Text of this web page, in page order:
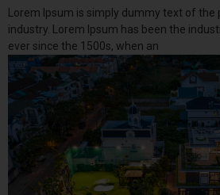
Lorem Ipsum is simply dummy text of
industry. Lorem Ipsum has been the
ever since the 1500s, when an